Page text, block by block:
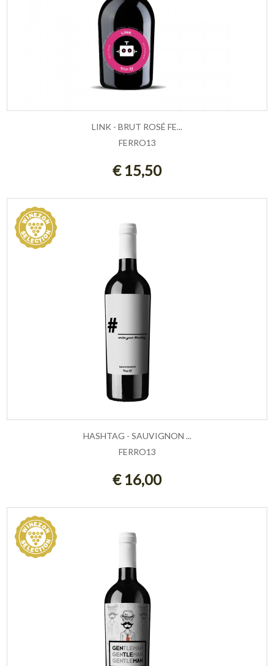
AGGIUNGI AL CARRELLO
LINK - BRUT ROSÉ FE...
FERRO13
€ 15,50
AGGIUNGI AL CARRELLO
HASHTAG - SAUVIGNON ...
FERRO13
€ 16,00